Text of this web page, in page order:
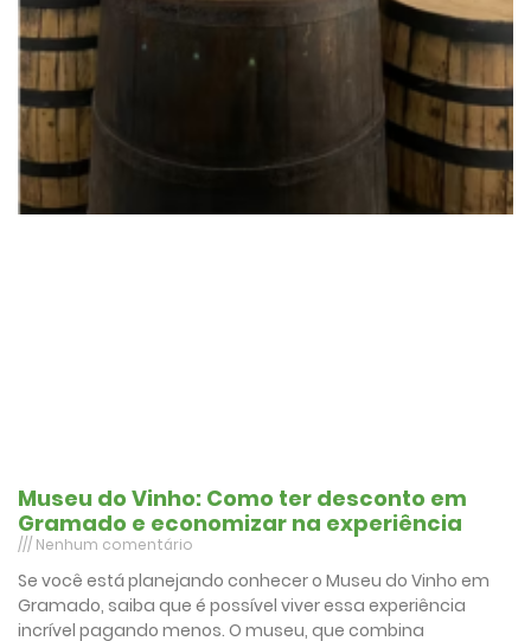
Museu do Vinho: Como ter desconto em
Gramado e economizar na experiência
Nenhum comentário
Se você está planejando conhecer o Museu do Vinho em
Gramado, saiba que é possível viver essa experiência
incrível pagando menos. O museu, que combina